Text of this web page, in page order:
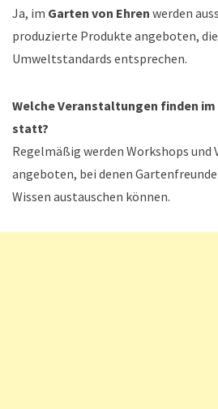
Ja, im Garten von Ehren werden
produzierte Produkte angeboten,
Umweltstandards entsprechen.
Welche Veranstaltungen finden im
statt?
Regelmäßig werden Workshops und
angeboten, bei denen
Wissen austauschen können.